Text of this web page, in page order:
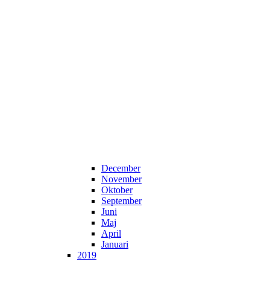
December
November
Oktober
September
Juni
Maj
April
Januari
2019